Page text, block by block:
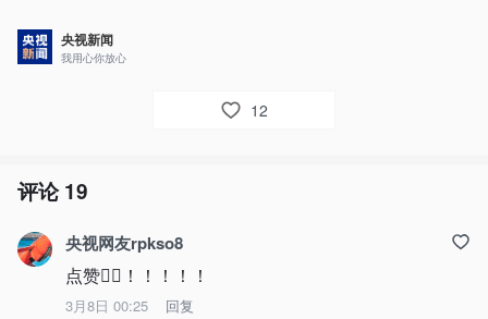
央视新闻
我用心你放心
12
评论19
央视网友rpkso8
点赞👍🏻！！！！！
3月8日 00:25 回复